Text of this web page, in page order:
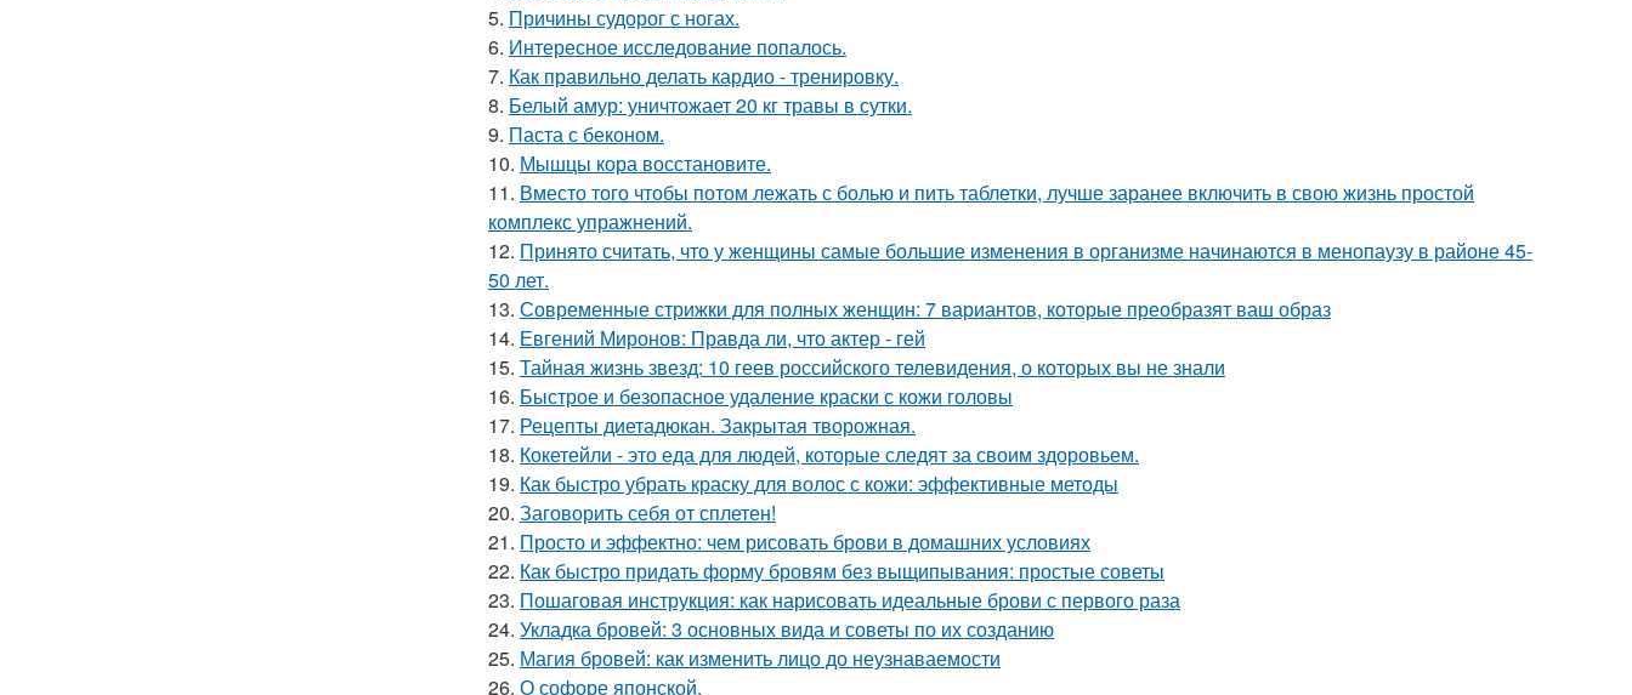
5. Причины судорог с ногах.
6. Интересное исследование попалось.
7. Как правильно делать кардио - тренировку.
8. Белый амур: уничтожает 20 кг травы в сутки.
9. Паста с беконом.
10. Мышцы кора восстановите.
11. Вместо того чтобы потом лежать с болью и пить таблетки, лучше заранее включить в свою жизнь простой
комплекс упражнений.
12. Принято считать, что у женщины самые большие изменения в организме начинаются в менопаузу в районе 45-
50 лет.
13. Современные стрижки для полных женщин: 7 вариантов, которые преобразят ваш образ
14. Евгений Миронов: Правда ли, что актер - гей
15. Тайная жизнь звезд: 10 геев российского телевидения, о которых вы не знали
16. Быстрое и безопасное удаление краски с кожи головы
17. Рецепты диетадюкан. Закрытая творожная.
18. Кокетейли - это еда для людей, которые следят за своим здоровьем.
19. Как быстро убрать краску для волос с кожи: эффективные методы
20. Заговорить себя от сплетен!
21. Просто и эффектно: чем рисовать брови в домашних условиях
22. Как быстро придать форму бровям без выщипывания: простые советы
23. Пошаговая инструкция: как нарисовать идеальные брови с первого раза
24. Укладка бровей: 3 основных вида и советы по их созданию
25. Магия бровей: как изменить лицо до неузнаваемости
26. О софоре японской.